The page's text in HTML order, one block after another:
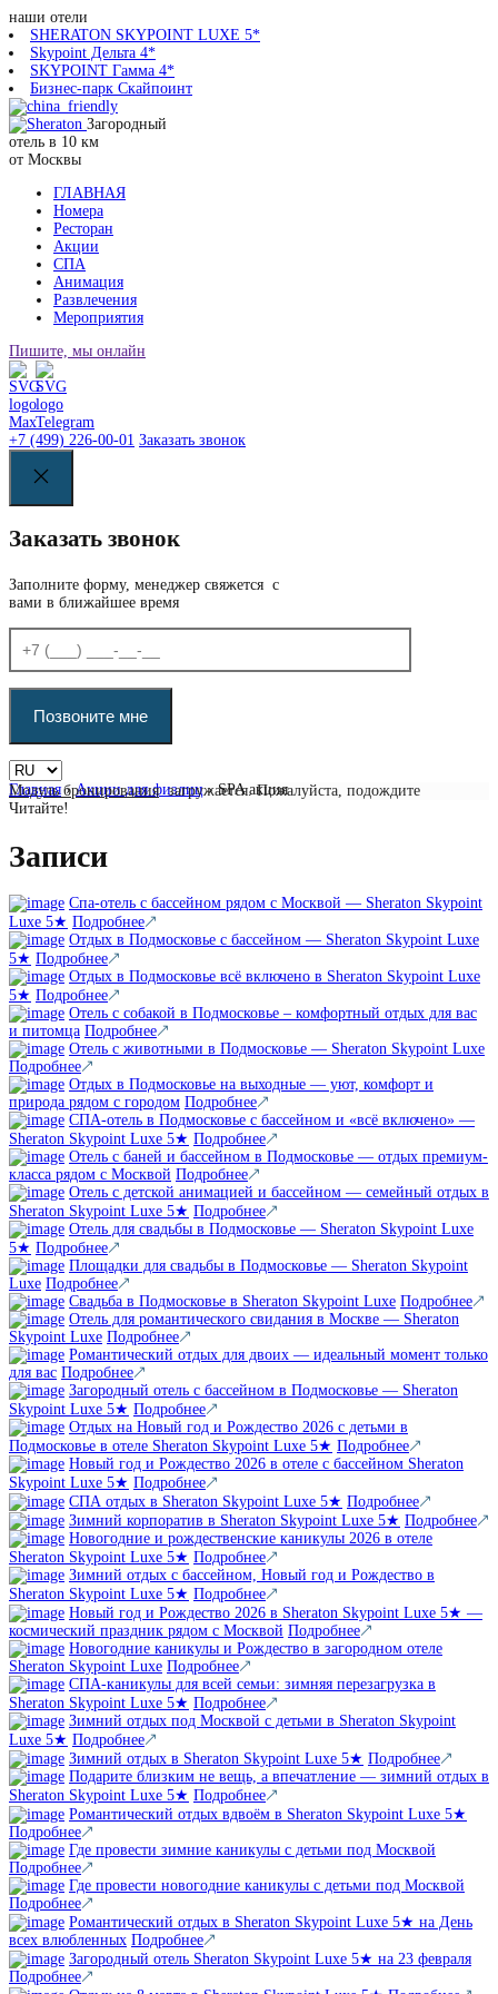
наши отели
SHERATON SKYPOINT LUXE 5*
Skypoint Дельта 4*
SKYPOINT Гамма 4*
Бизнес-парк Скайпоинт
Загородный
отель в 10 км
от Москвы
ГЛАВНАЯ
Номера
Ресторан
Акции
СПА
Анимация
Развлечения
Мероприятия
Пишите, мы онлайн
+7 (499) 226-00-01 Заказать звонок
Заказать звонок
Заполните форму, менеджер свяжется с
вами в ближайшее время
Главная › Акции для физлиц ›SPA акция
Модуль бронирования загружается. Пожалуйста, подождите
Читайте!
Записи
Спа-отель с бассейном рядом с Москвой — Sheraton Skypoint
Luxe 5★ Подробнее
Отдых в Подмосковье с бассейном — Sheraton Skypoint Luxe
5★ Подробнее
Отдых в Подмосковье всё включено в Sheraton Skypoint Luxe
5★ Подробнее
Отель с собакой в Подмосковье – комфортный отдых для вас
и питомца Подробнее
Отель с животными в Подмосковье — Sheraton Skypoint Luxe
Подробнее
Отдых в Подмосковье на выходные — уют, комфорт и
природа рядом с городом Подробнее
СПА-отель в Подмосковье с бассейном и «всё включено» —
Sheraton Skypoint Luxe 5★ Подробнее
Отель с баней и бассейном в Подмосковье — отдых премиум-
класса рядом с Москвой Подробнее
Отель с детской анимацией и бассейном — семейный отдых в
Sheraton Skypoint Luxe 5★ Подробнее
Отель для свадьбы в Подмосковье — Sheraton Skypoint Luxe
5★ Подробнее
Площадки для свадьбы в Подмосковье — Sheraton Skypoint
Luxe Подробнее
Свадьба в Подмосковье в Sheraton Skypoint Luxe Подробнее
Отель для романтического свидания в Москве — Sheraton
Skypoint Luxe Подробнее
Романтический отдых для двоих — идеальный момент только
для вас Подробнее
Загородный отель с бассейном в Подмосковье — Sheraton
Skypoint Luxe 5★ Подробнее
Отдых на Новый год и Рождество 2026 с детьми в
Подмосковье в отеле Sheraton Skypoint Luxe 5★ Подробнее
Новый год и Рождество 2026 в отеле с бассейном Sheraton
Skypoint Luxe 5★ Подробнее
СПА отдых в Sheraton Skypoint Luxe 5★ Подробнее
Зимний корпоратив в Sheraton Skypoint Luxe 5★ Подробнее
Новогодние и рождественские каникулы 2026 в отеле
Sheraton Skypoint Luxe 5★ Подробнее
Зимний отдых с бассейном, Новый год и Рождество в
Sheraton Skypoint Luxe 5★ Подробнее
Новый год и Рождество 2026 в Sheraton Skypoint Luxe 5★ —
космический праздник рядом с Москвой Подробнее
Новогодние каникулы и Рождество в загородном отеле
Sheraton Skypoint Luxe Подробнее
СПА-каникулы для всей семьи: зимняя перезагрузка в
Sheraton Skypoint Luxe 5★ Подробнее
Зимний отдых под Москвой с детьми в Sheraton Skypoint
Luxe 5★ Подробнее
Зимний отдых в Sheraton Skypoint Luxe 5★ Подробнее
Подарите близким не вещь, а впечатление — зимний отдых в
Sheraton Skypoint Luxe 5★ Подробнее
Романтический отдых вдвоём в Sheraton Skypoint Luxe 5★
Подробнее
Где провести зимние каникулы с детьми под Москвой
Подробнее
Где провести новогодние каникулы с детьми под Москвой
Подробнее
Романтический отдых в Sheraton Skypoint Luxe 5★ на День
всех влюбленных Подробнее
Загородный отель Sheraton Skypoint Luxe 5★ на 23 февраля
Подробнее